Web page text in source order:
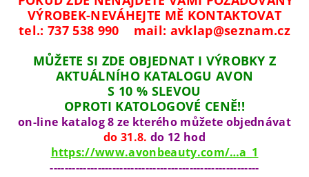
VÝROBEK-NEVÁHEJTE MĚ KONTAKTOVAT
tel.: 737 538 990 mail: avklap@seznam.cz
MŮŽETE SI ZDE OBJEDNAT I VÝROBKY Z
AKTUÁLNÍHO KATALOGU AVON
S 10 % SLEVOU
OPROTI KATOLOGOVÉ CENĚ!!
on-line katalog 8 ze kterého můžete objednávat
do 31.8. do 12 hod
https://www.avonbeauty.com/…a_1
---------------------------------------------------------